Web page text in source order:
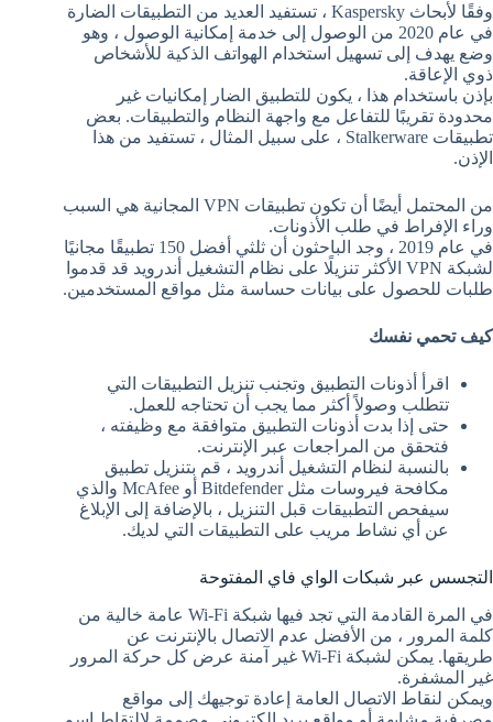
وفقًا لأبحاث Kaspersky ، تستفيد العديد من التطبيقات الضارة
في عام 2020 من الوصول إلى خدمة إمكانية الوصول ، وهو
وضع يهدف إلى تسهيل استخدام الهواتف الذكية للأشخاص
ذوي الإعاقة.
بإذن باستخدام هذا ، يكون للتطبيق الضار إمكانيات غير
محدودة تقريبًا للتفاعل مع واجهة النظام والتطبيقات. بعض
تطبيقات Stalkerware ، على سبيل المثال ، تستفيد من هذا
الإذن.
من المحتمل أيضًا أن تكون تطبيقات VPN المجانية هي السبب
وراء الإفراط في طلب الأذونات.
في عام 2019 ، وجد الباحثون أن ثلثي أفضل 150 تطبيقًا مجانيًا
لشبكة VPN الأكثر تنزيلًا على نظام التشغيل أندرويد قد قدموا
طلبات للحصول على بيانات حساسة مثل مواقع المستخدمين.
كيف تحمي نفسك
اقرأ أذونات التطبيق وتجنب تنزيل التطبيقات التي
تتطلب وصولاً أكثر مما يجب أن تحتاجه للعمل.
حتى إذا بدت أذونات التطبيق متوافقة مع وظيفته ،
فتحقق من المراجعات عبر الإنترنت.
بالنسبة لنظام التشغيل أندرويد ، قم بتنزيل تطبيق
مكافحة فيروسات مثل Bitdefender أو McAfee والذي
سيفحص التطبيقات قبل التنزيل ، بالإضافة إلى الإبلاغ
عن أي نشاط مريب على التطبيقات التي لديك.
التجسس عبر شبكات الواي فاي المفتوحة
في المرة القادمة التي تجد فيها شبكة Wi-Fi عامة خالية من
كلمة المرور ، من الأفضل عدم الاتصال بالإنترنت عن
طريقها. يمكن لشبكة Wi-Fi غير آمنة عرض كل حركة المرور
غير المشفرة.
ويمكن لنقاط الاتصال العامة إعادة توجيهك إلى مواقع